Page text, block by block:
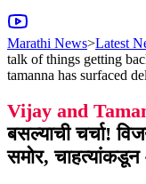
Marathi News>Latest
talk of things getting
tamanna has surfaced
Vijay and
बसल्याची चर्चा!
समोर,